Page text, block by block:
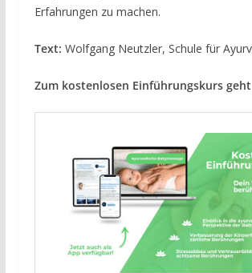
Erfahrungen zu machen.
Text: Wolfgang Neutzler, Schule für
Zum kostenlosen Einführungskurs